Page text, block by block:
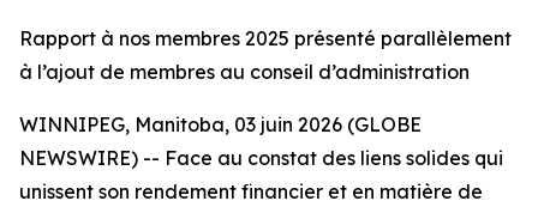
Rapport à nos membres 2025 présenté parallèlement
à l’ajout de membres au conseil d’administration
WINNIPEG, Manitoba, 03 juin 2026 (GLOBE
NEWSWIRE) -- Face au constat des liens solides qui
unissent son rendement financier et en matière de